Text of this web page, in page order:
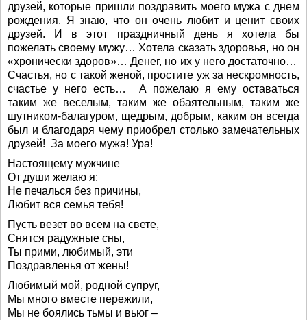
друзей, которые пришли поздравить моего мужа с днем
рождения. Я знаю, что он очень любит и ценит своих
друзей. И в этот праздничный день я хотела бы
пожелать своему мужу… Хотела сказать здоровья, но он
«хронически здоров»… Денег, но их у него достаточно…
Счастья, но с такой женой, простите уж за нескромность,
счастье у него есть… А пожелаю я ему оставаться
таким же веселым, таким же обаятельным, таким же
шутником-балагуром, щедрым, добрым, каким он всегда
был и благодаря чему приобрел столько замечательных
друзей! За моего мужа! Ура!
Настоящему мужчине
От души желаю я:
Не печалься без причины,
Любит вся семья тебя!
Пусть везет во всем на свете,
Снятся радужные сны,
Ты прими, любимый, эти
Поздравленья от жены!
Любимый мой, родной супруг,
Мы много вместе пережили,
Мы не боялись тьмы и вьюг –